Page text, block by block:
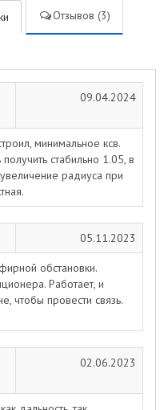
Отзывов (3)
09.04.2024
минимальное ксв.
стабильно 1.05, в
радиуса при
05.11.2023
обстановки.
Работает, и
чтобы провести связь.
02.06.2023